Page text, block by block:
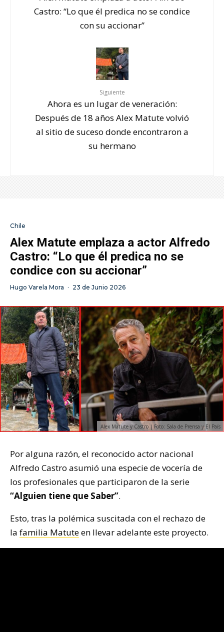
Castro: “Lo que él predica no se condice
con su accionar”
Siguiente
Ahora es un lugar de veneración:
Después de 18 años Alex Matute volvió
al sitio de suceso donde encontraron a
su hermano
Chile
Alex Matute emplaza a actor Alfredo
Castro: “Lo que él predica no se
condice con su accionar”
Hugo Varela Mora · 23 de Junio 2026
Alex Matute y Castro | Foto: Sala de Prensa y El País
Por alguna razón, el reconocido actor nacional
Alfredo Castro asumió una especie de vocería de
los profesionales que participaron de la serie
“Alguien tiene que Saber”.
Esto, tras la polémica suscitada con el rechazo de
la familia Matuteen llevar adelante este proyecto.